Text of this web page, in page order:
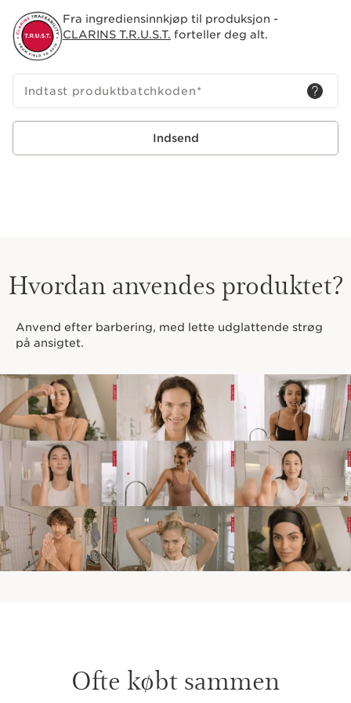
Fra ingrediensinnkjøp til produksjon -
CLARINS T.R.U.S.T. forteller deg alt.
Indtast produktbatchkoden*
Indsend
Hvordan anvendes produktet?
Anvend efter barbering, med lette udglattende strøg
på ansigtet.
Ofte købt sammen